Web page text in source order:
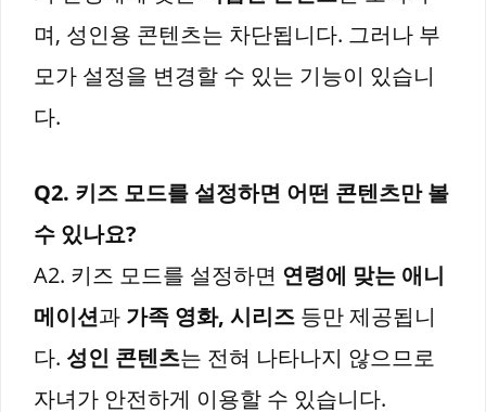
며, 성인용 콘텐츠는 차단됩니다. 그러나 부
모가 설정을 변경할 수 있는 기능이 있습니
다.
Q2. 키즈 모드를 설정하면 어떤 콘텐츠만 볼
수 있나요?
A2. 키즈 모드를 설정하면 연령에 맞는 애니
메이션과 가족 영화, 시리즈 등만 제공됩니
다. 성인 콘텐츠는 전혀 나타나지 않으므로
자녀가 안전하게 이용할 수 있습니다.